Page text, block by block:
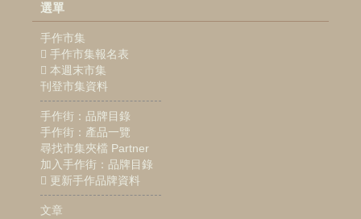
選單
手作市集
手作市集報名表
本週末市集
刊登市集資料
手作街：品牌目錄
手作街：產品一覽
尋找市集夾檔 Partner
加入手作街：品牌目錄
更新手作品牌資料
文章